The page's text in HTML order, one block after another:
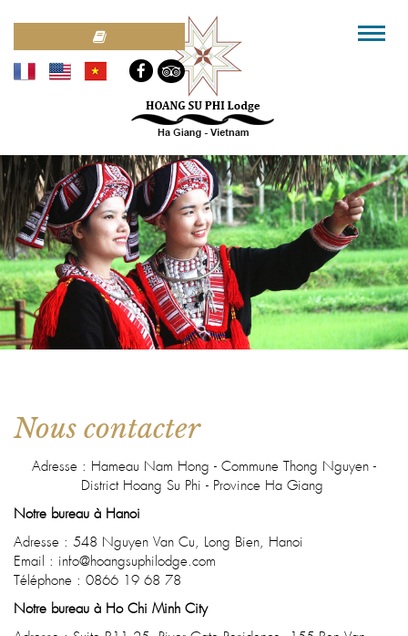
Nous contacter
Adresse : Hameau Nam Hong - Commune Thong Nguyen -
District Hoang Su Phi - Province Ha Giang
Notre bureau à Hanoi
Adresse : 548 Nguyen Van Cu, Long Bien, Hanoi
Email : info@hoangsuphilodge.com
Téléphone : 0866 19 68 78
Notre bureau à Ho Chi Minh City